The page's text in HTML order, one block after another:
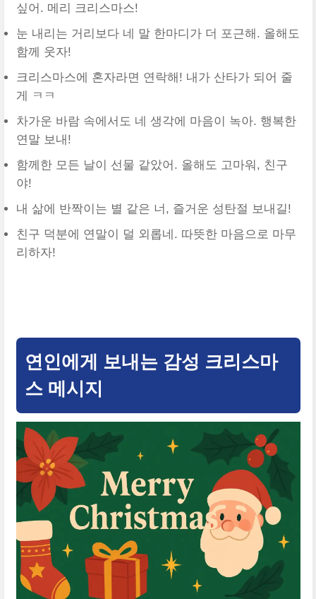
싶어. 메리 크리스마스!
눈 내리는 거리보다 네 말 한마디가 더 포근해. 올해도
함께 웃자!
크리스마스에 혼자라면 연락해! 내가 산타가 되어 줄
게 ㅋㅋ
차가운 바람 속에서도 네 생각에 마음이 녹아. 행복한
연말 보내!
함께한 모든 날이 선물 같았어. 올해도 고마워, 친구
야!
내 삶에 반짝이는 별 같은 너, 즐거운 성탄절 보내길!
친구 덕분에 연말이 덜 외롭네. 따뜻한 마음으로 마무
리하자!
연인에게 보내는 감성 크리스마
스 메시지